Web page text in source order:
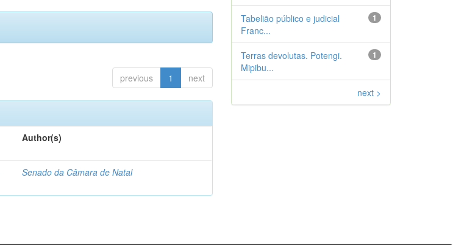
previous 1 next
Author(s)
Senado da Câmara de Natal
1
Tabelião público e judicial
Franc...
1
Terras devolutas. Potengi.
Mipibu...
next >